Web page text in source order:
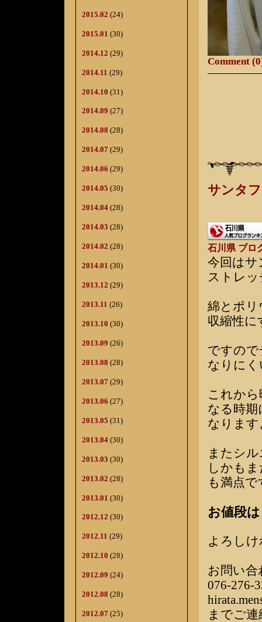
2015.02 (24)
2015.01 (30)
2014.12 (29)
2014.11 (29)
2014.10 (31)
2014.09 (27)
2014.08 (28)
2014.07 (29)
2014.06 (29)
2014.05 (30)
2014.04 (28)
2014.03 (28)
2014.02 (28)
2014.01 (30)
2013.12 (29)
2013.11 (26)
2013.10 (30)
2013.09 (26)
2013.08 (28)
2013.07 (29)
2013.06 (27)
2013.05 (31)
2013.04 (30)
2013.03 (30)
2013.02 (28)
2013.01 (30)
2012.12 (30)
2012.11 (29)
2012.10 (28)
2012.09 (24)
2012.08 (28)
2012.07 (25)
Comment
サンタ
石川県 ブロ
今回はサ
ストレ
綿とポリ
収縮性
ですの
なりに
これか
なる時
なります
またシ
しかも
も満点で
お値段
よろしけ
お問い合
076-276-
までご